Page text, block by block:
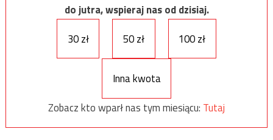
do jutra, wspieraj nas od dzisiaj.
30 zł
50 zł 100 zł
Inna kwota
Zobacz kto wparł nas tym miesiącu: Tutaj